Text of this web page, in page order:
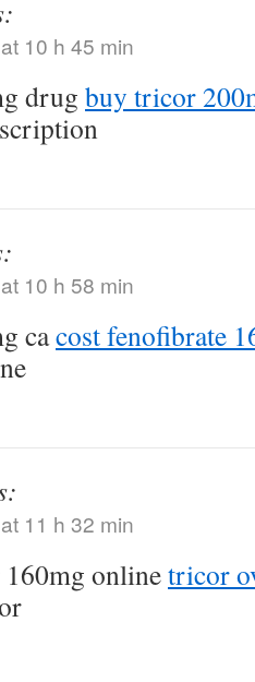
10 h 45 min
drug buy tricor
10 h 58 min
cacost fenofibrate
11 h 32 min
onlinetricor